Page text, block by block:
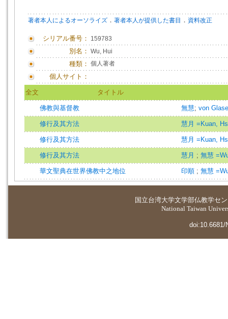
著者本人によるオーソライズ ． 著者本人が提供した書目 ． 資料改正
シリアル番号： 159783
別名： Wu, Hui
種類： 個人著者
個人サイト：
全文 タイトル
佛教與基督教 無慧; von
修行及其方法 慧月 =Kuan,
修行及其方法 慧月 =Kuan,
修行及其方法 慧月 ; 無慧
華文聖典在世界佛教中之地位 印順 ; 無慧
国立台湾大学文学部仏教学セ
National Taiwan
doi:10.6681/